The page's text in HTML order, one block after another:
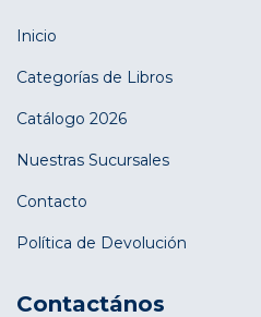
Inicio
Categorías de Libros
Catálogo 2026
Nuestras Sucursales
Contacto
Política de Devolución
Contactános